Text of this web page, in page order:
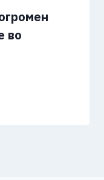
во